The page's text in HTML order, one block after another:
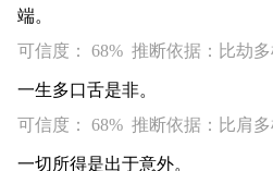
端。
可信度： 68% 推断依据：比劫多
一生多口舌是非。
可信度： 68% 推断依据：比肩多
一切所得是出于意外。